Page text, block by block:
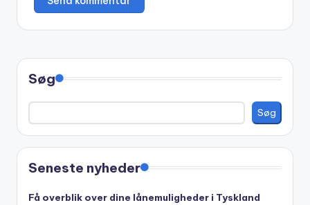
Søg
Søg
Seneste nyheder
Få overblik over dine lånemuligheder i Tyskland